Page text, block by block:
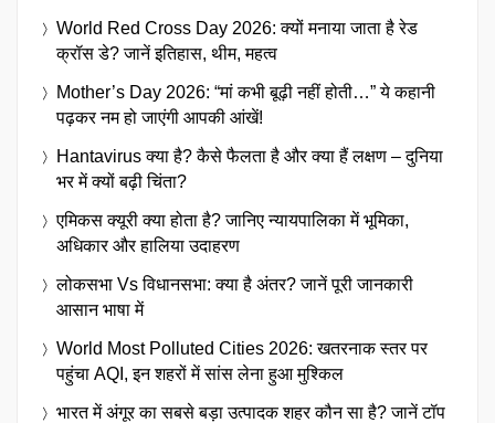
World Red Cross Day 2026: क्यों मनाया जाता है रेड
क्रॉस डे? जानें इतिहास, थीम, महत्व
Mother’s Day 2026: “मां कभी बूढ़ी नहीं होती…” ये कहानी
पढ़कर नम हो जाएंगी आपकी आंखें!
Hantavirus क्या है? कैसे फैलता है और क्या हैं लक्षण – दुनिया
भर में क्यों बढ़ी चिंता?
एमिकस क्यूरी क्या होता है? जानिए न्यायपालिका में भूमिका,
अधिकार और हालिया उदाहरण
लोकसभा Vs विधानसभा: क्या है अंतर? जानें पूरी जानकारी
आसान भाषा में
World Most Polluted Cities 2026: खतरनाक स्तर पर
पहुंचा AQI, इन शहरों में सांस लेना हुआ मुश्किल
भारत में अंगूर का सबसे बड़ा उत्पादक शहर कौन सा है? जानें टॉप